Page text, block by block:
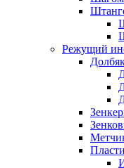
Режущий